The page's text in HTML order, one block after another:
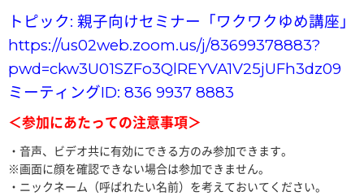
トピック: 親子向けセミナー「ワクワクゆめ講座」
https://us02web.zoom.us/j/83699378883?
pwd=ckw3U01SZFo3QlREYVA1V25jUFh3dz09
ミーティングID: 836 9937 8883
＜参加にあたっての注意事項＞
・音声、ビデオ共に有効にできる方のみ参加できます。
※画面に顔を確認できない場合は参加できません。
・ニックネーム（呼ばれたい名前）を考えておいてください。